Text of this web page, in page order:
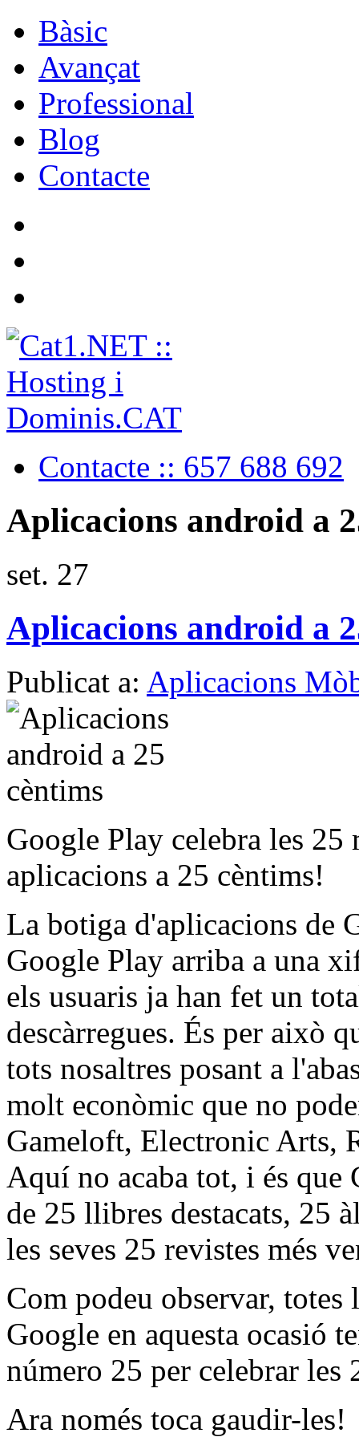
Bàsic
Avançat
Professional
Blog
Contacte
Contacte :: 657 688 692
Aplicacions android a
set. 27
Aplicacions android a
Publicat a: Aplicacions
Google Play celebra les 25
aplicacions a 25 cèntims!
La botiga d'aplicacions de
Google Play arriba a una
els usuaris ja han fet un
descàrregues. És per això
tots nosaltres posant a
molt econòmic que no
Gameloft, Electronic Arts,
Aquí no acaba tot, i és que
de 25 llibres destacats, 25
les seves 25 revistes més
Com podeu observar,
Google en aquesta ocasió
número 25 per celebrar les
Ara només toca gaudir-les!